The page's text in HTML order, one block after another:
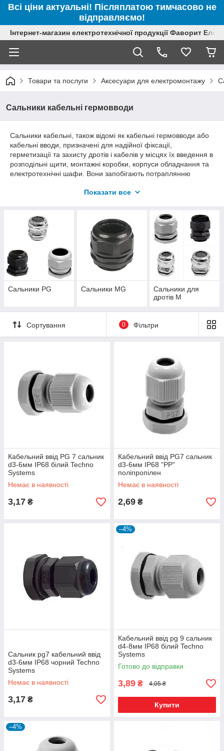
Всі ціни актуальні! Післяплатою тимчасово не
відправляємо!
Інтернет-магазин електротехнічної продукції Фаворит
Товари та послуги Аксесуари для електромонтажу
Сальники кабельні гермовводи
Сальники кабельні, також відомі як кабельні гермовводи або
кабельні вводи, призначені для надійної фіксації,
герметизації та захисту дротів і кабелів у місцях їх введення в
розподільні щити, монтажні коробки, корпуси обладнання та
електротехнічні шафи. Вони запобігають потраплянню
кабелю від механічних пошкоджень і знижують навантаження
Кабельні гермовводи широко застосовуються під час монтажу
електрощитового обладнання, систем автоматизації,
освітлювальних установок, промислового обладнання,
телекомунікаційних шаф і зовнішніх електропристроїв.
Завдяки ущільнювальній конструкції вони забезпечують
високий ступінь захисту корпусу, зберігаючи надійність
електричних з'єднань навіть за умов експлуатації в умовах
підвищеної вологості та запиленості.
Показати все
Сальники PG Сальники MG
Сальники для
дротів M
Сортування 0 Фільтри
Кабельний ввід PG 7 сальник
d3-6мм IP68 білий Techno
Systems
Немає в наявності
3,17 ₴
Кабельний ввід PG7 сальник
d3-6мм IP68 "PP"
поліпропілен
Немає в наявності
2,69 ₴
Сальник pg7 кабельний ввід
d3-6мм IP68 чорний Techno
Systems
Немає в наявності
3,17 ₴
–4%
Кабельний ввід pg 9 сальник
d4-8мм IP68 білий Techno
Systems
Готово до відправки
3,89 ₴ 4,05 ₴
Купити
–4%